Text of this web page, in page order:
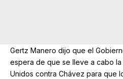
Gertz Manero dijo que el
espera de que se lleve a cabo la
Unidos contra Chávez para que